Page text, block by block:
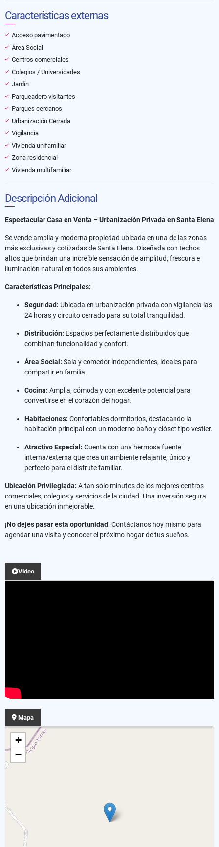
Características externas
Acceso pavimentado
Área Social
Centros comerciales
Colegios / Universidades
Jardín
Parqueadero visitantes
Parques cercanos
Urbanización Cerrada
Vigilancia
Vivienda unifamiliar
Zona residencial
Vivienda multifamiliar
Descripción Adicional
Espectacular Casa en Venta – Urbanización Privada en Santa Elena
Se vende amplia y moderna propiedad ubicada en una de las zonas
más exclusivas y cotizadas de Santa Elena. Diseñada con techos
altos que brindan una increíble sensación de amplitud, frescura e
iluminación natural en todos sus ambientes.
Características Principales:
Seguridad: Ubicada en urbanización privada con vigilancia las
24 horas y circuito cerrado para su total tranquilidad.
Distribución: Espacios perfectamente distribuidos que
combinan funcionalidad y confort.
Área Social: Sala y comedor independientes, ideales para
compartir en familia.
Cocina: Amplia, cómoda y con excelente potencial para
convertirse en el corazón del hogar.
Habitaciones: Confortables dormitorios, destacando la
habitación principal con un moderno baño y clóset tipo vestier.
Atractivo Especial: Cuenta con una hermosa fuente
interna/externa que crea un ambiente relajante, único y
perfecto para el disfrute familiar.
Ubicación Privilegiada: A tan solo minutos de los mejores centros
comerciales, colegios y servicios de la ciudad. Una inversión segura
en una ubicación inmejorable.
¡No dejes pasar esta oportunidad! Contáctanos hoy mismo para
agendar una visita y conocer el próximo hogar de tus sueños.
Video
Mapa
+
−